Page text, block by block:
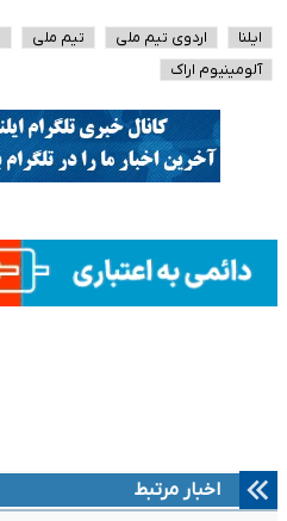
ایلنا اردوی تیم ملی تیم ملی
آلومینیوم اراک
اخبار مرتبط